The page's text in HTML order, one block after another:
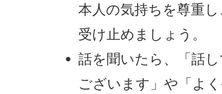
本人の気持ちを尊重
受け止めましょう。
話を聞いたら、「話
ございます」や「よ